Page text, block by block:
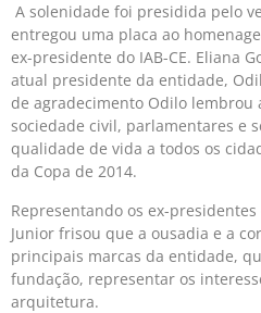
A solenidade foi presidida pelo
entregou uma placa ao
ex-presidente do IAB-CE. Eliana
atual presidente da entidade,
de agradecimento Odilo
sociedade civil, parlamentares e
qualidade de vida a todos os
da Copa de 2014.
Representando os ex-presidentes
Junior frisou que a ousadia e a
principais marcas da entidade,
fundação, representar os
arquitetura.